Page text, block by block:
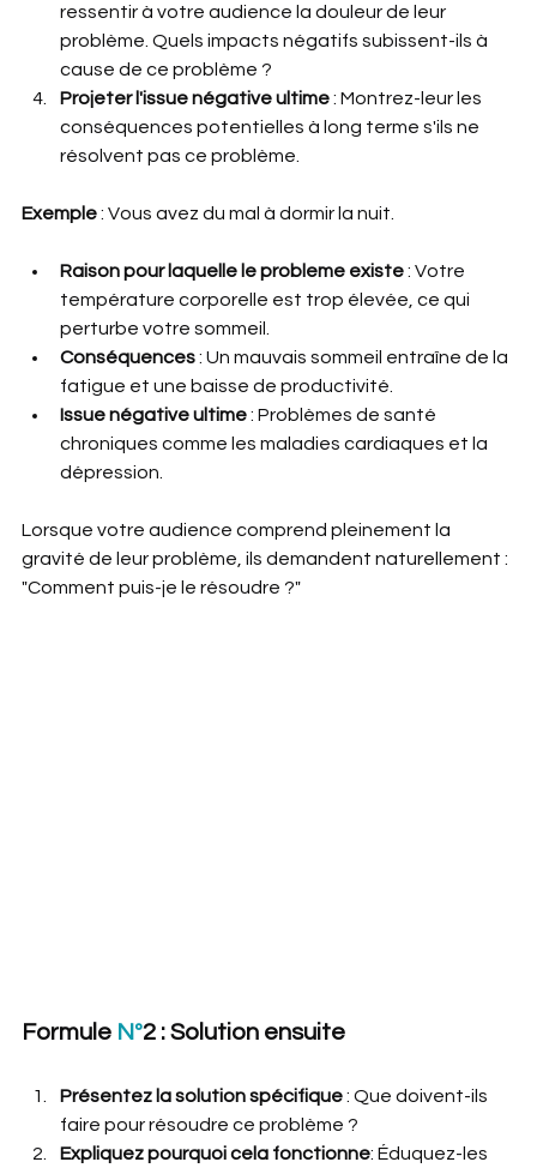
ressentir à votre audience la douleur de leur
problème. Quels impacts négatifs subissent-ils à
cause de ce problème ?
Projeter l'issue négative ultime : Montrez-leur les
conséquences potentielles à long terme s'ils ne
résolvent pas ce problème.
Exemple : Vous avez du mal à dormir la nuit.
Raison pour laquelle le probleme existe : Votre
température corporelle est trop élevée, ce qui
perturbe votre sommeil.
Conséquences : Un mauvais sommeil entraîne de la
fatigue et une baisse de productivité.
Issue négative ultime : Problèmes de santé
chroniques comme les maladies cardiaques et la
dépression.
Lorsque votre audience comprend pleinement la
gravité de leur problème, ils demandent naturellement :
"Comment puis-je le résoudre ?"
Formule Nº2 : Solution ensuite
Présentez la solution spécifique : Que doivent-ils
faire pour résoudre ce problème ?
Expliquez pourquoi cela fonctionne: Éduquez-les